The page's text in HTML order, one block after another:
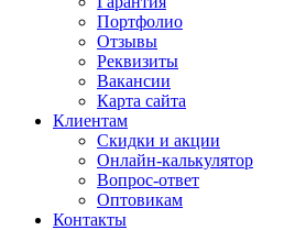
Портфолио
Отзывы
Реквизиты
Вакансии
Карта сайта
Клиентам
Скидки и акции
Онлайн-калькулятор
Вопрос-ответ
Оптовикам
Контакты